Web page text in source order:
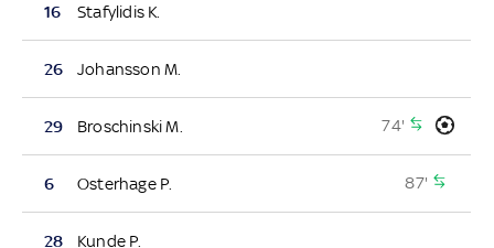
16 Stafylidis K.
26 Johansson M.
29 Broschinski M. 74'
6 Osterhage P. 87'
28 Kunde P.